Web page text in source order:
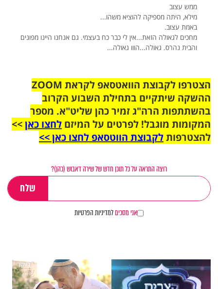
מחכים לגאולה הזאת...אין לי כבר כח בעצמי. גם אנחנו היינו מפונים
והבית נהרס. גאולה...הווו גאולה...
הצטרפו לקבוצת הוואטסאפ לקראת ZOOM
ההשקה שיתקיים בתחילת השבוע הקרוב
בהשתתפות הרה"ג זמיר כהן שליט"א. מספר
המקומות מוגבל! לפרטים על המיזם לחצו כאן>>
להצטרפותלקבוצת הווטסאפ לחצו כאן >>
רוצה התראה על כל תוכן חדש של שירה דאבוש (כהן)?
אני מסכיםלמדיניות הפרטיות